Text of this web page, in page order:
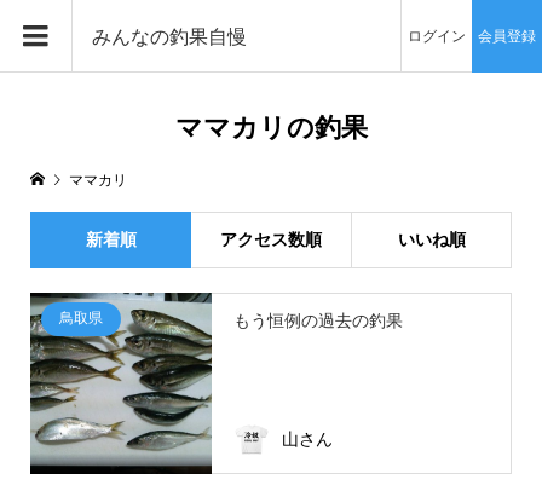
みんなの釣果自慢 ログイン 会員登録
ママカリの釣果
ママカリ
新着順 アクセス数順 いいね順
鳥取県 もう恒例の過去の釣果
山さん